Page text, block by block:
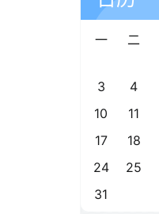
一 二
3
4
10
11
17
18
24
25
31